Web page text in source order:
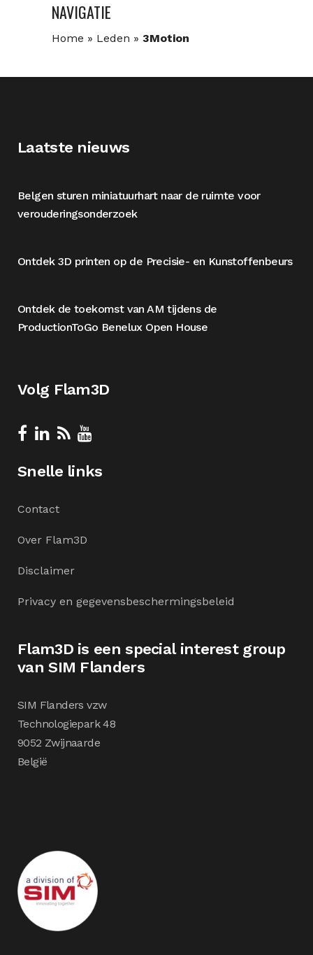
NAVIGATIE
Home » Leden » 3Motion
Laatste nieuws
Belgen sturen miniatuurhart naar de ruimte voor
verouderingsonderzoek
Ontdek 3D printen op de Precisie- en Kunstoffenbeurs
Ontdek de toekomst van AM tijdens de
ProductionToGo Benelux Open House
Volg Flam3D
Snelle links
Contact
Over Flam3D
Disclaimer
Privacy en gegevensbeschermingsbeleid
Flam3D is een special interest group
van SIM Flanders
SIM Flanders vzw
Technologiepark 48
9052 Zwijnaarde
België